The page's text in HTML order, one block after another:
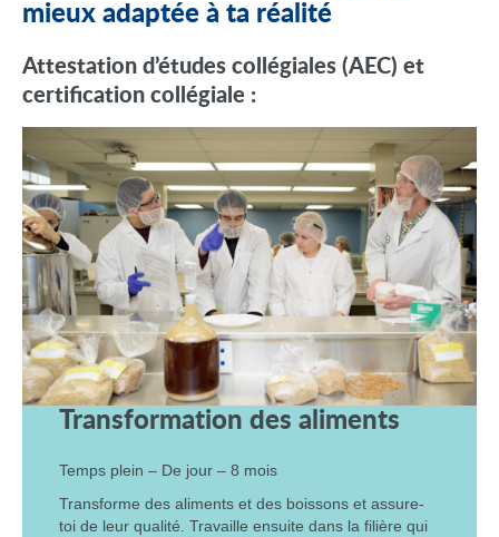
mieux adaptée à ta réalité
Attestation d’études collégiales (AEC) et
certification collégiale :
Transformation des aliments
Temps plein – De jour – 8 mois
Transforme des aliments et des boissons et assure-
toi de leur qualité. Travaille ensuite dans la filière qui